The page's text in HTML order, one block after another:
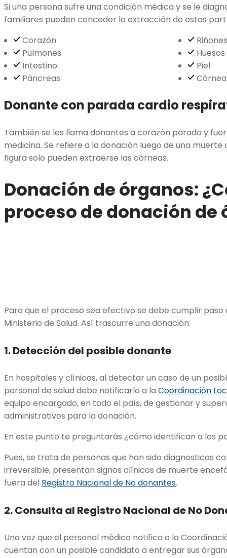
Si una persona sufre una condición médica y se le
familiares pueden conceder la extracción de estas
Corazón
Pulmones
Intestino
Páncreas
Huesos
Piel
Donante con parada cardio
También se les llama donantes a corazón parado y
medicina. Se refiere a la donación luego de una muerte
figura solo pueden extraerse las córneas.
Donación de órganos:
proceso de donación de
Para que el proceso sea efectivo se debe cumplir
Ministerio de Salud. Así trascurre una donación:
1.Detección del posible donante
En hospitales y clínicas, al detectar un caso de un
personal de salud debe notificarlo a la Coordinación
equipo encargado, en todo el país, de gestionar y
administrativos para la donación.
En este punto te preguntarás ¿cómo identifican a los
Pues, se trata de personas que han sido diagnosticas
irreversible, presentan signos clínicos de muerte
fuera del Registro Nacional de No donantes.
2.Consulta al Registro Nacional de No
Una vez que el personal médico notifica a la
cuentan con un posible candidato a entregar sus